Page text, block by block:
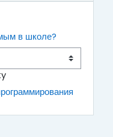
в школе?